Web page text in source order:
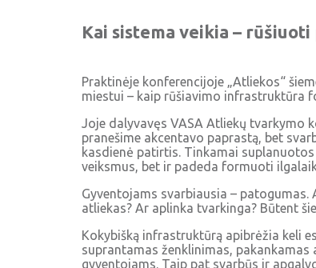
Kai sistema veikia –
Praktinėje konferencijoje „Atliekos“
miestui – kaip rūšiavimo infrastruktūra
Joje dalyvavęs VASA Atliekų tvarkymo
pranešime akcentavo paprastą, bet
kasdienė patirtis. Tinkamai
veiksmus, bet ir padeda formuoti
Gyventojams svarbiausia –
atliekas? Ar aplinka tvarkinga? Būtent
Kokybišką infrastruktūrą apibrėžia keli
suprantamas ženklinimas,
gyventojams. Taip pat svarbūs ir